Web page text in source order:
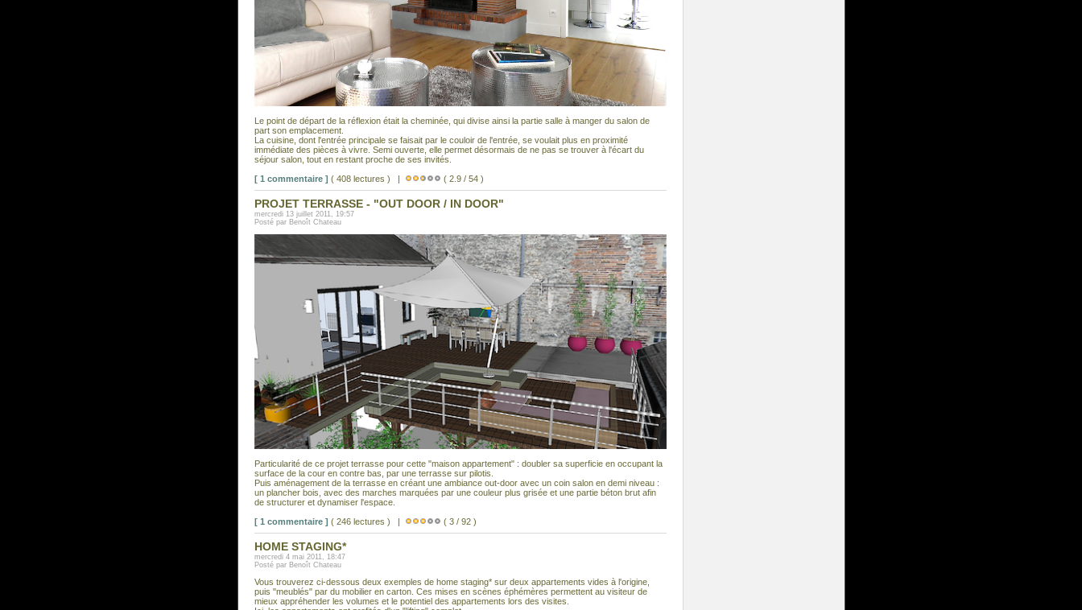
Le point de départ de la réflexion était la cheminée, qui divise ainsi la partie salle à manger du salon de
part son emplacement.
La cuisine, dont l'entrée principale se faisait par le couloir de l'entrée, se voulait plus en proximité
immédiate des pièces à vivre. Semi ouverte, elle permet désormais de ne pas se trouver à l'écart du
séjour salon, tout en restant proche de ses invités.
[ 1 commentaire ] ( 408 lectures ) | ( 2.9 / 54 )
PROJET TERRASSE - "OUT DOOR / IN DOOR"
mercredi 13 juillet 2011, 19:57
Posté par Benoît Chateau
Particularité de ce projet terrasse pour cette "maison appartement" : doubler sa superficie en occupant la
surface de la cour en contre bas, par une terrasse sur pilotis.
Puis aménagement de la terrasse en créant une ambiance out-door avec un coin salon en demi niveau :
un plancher bois, avec des marches marquées par une couleur plus grisée et une partie béton brut afin
de structurer et dynamiser l'espace.
[ 1 commentaire ] ( 246 lectures ) | ( 3 / 92 )
HOME STAGING*
mercredi 4 mai 2011, 18:47
Posté par Benoît Chateau
Vous trouverez ci-dessous deux exemples de home staging* sur deux appartements vides à l'origine,
puis "meublés" par du mobilier en carton. Ces mises en scènes éphémères permettent au visiteur de
mieux appréhender les volumes et le potentiel des appartements lors des visites.